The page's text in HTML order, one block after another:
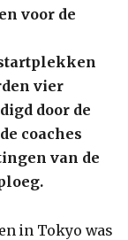
voor de
vier
door de
coaches
van de
in Tokyo was